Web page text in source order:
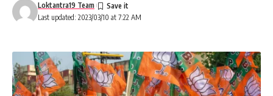
Last updated: 2023/03/10 at 7:22 AM
Loktantra19 Team